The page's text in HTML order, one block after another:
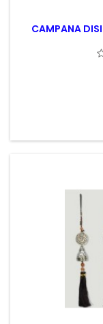
CAMPANA